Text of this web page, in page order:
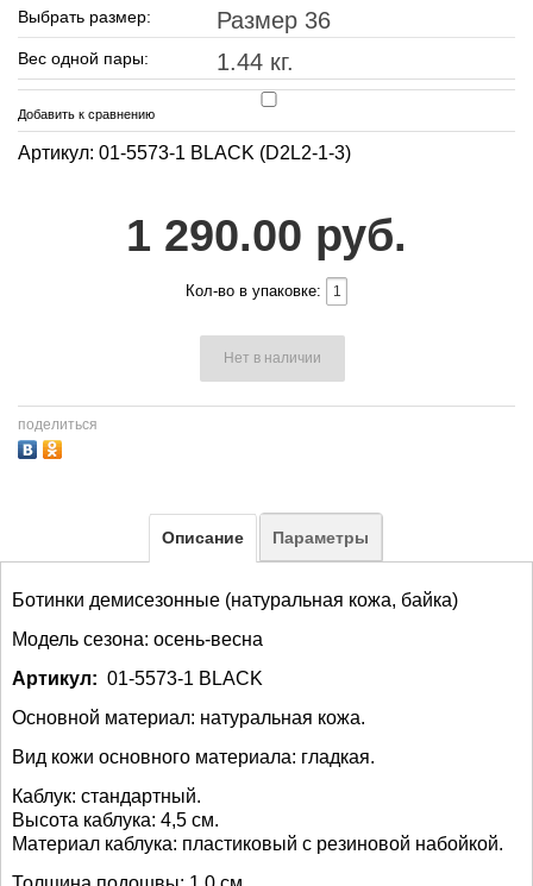
Выбрать размер: Размер 36
Вес одной пары: 1.44 кг.
Добавить к сравнению
Артикул: 01-5573-1 BLACK (D2L2-1-3)
1 290.00 руб.
Кол-во в упаковке:
Нет в наличии
поделиться
Описание Параметры
Ботинки демисезонные (натуральная кожа, байка)
Модель сезона: осень-весна
Артикул: 01-5573-1 BLACK
Основной материал: натуральная кожа.
Вид кожи основного материала: гладкая.
Каблук: стандартный.
Высота каблука: 4,5 см.
Материал каблука: пластиковый с резиновой набойкой.